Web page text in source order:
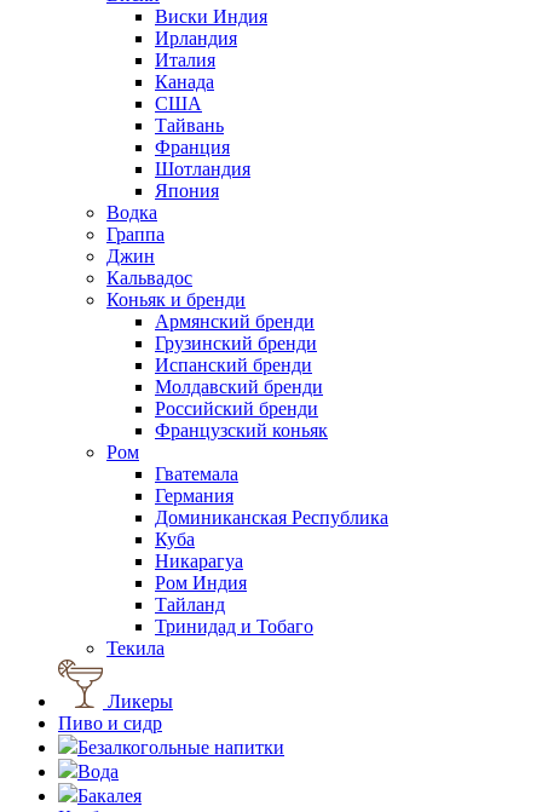
Виски Индия
Ирландия
Италия
Канада
США
Тайвань
Франция
Шотландия
Япония
Водка
Граппа
Джин
Кальвадос
Коньяк и бренди
Армянский бренди
Грузинский бренди
Испанский бренди
Молдавский бренди
Российский бренди
Французский коньяк
Ром
Гватемала
Германия
Доминиканская Республика
Куба
Никарагуа
Ром Индия
Тайланд
Тринидад и Тобаго
Текила
Ликеры
Пиво и сидр
Безалкогольные напитки
Вода
Бакалея